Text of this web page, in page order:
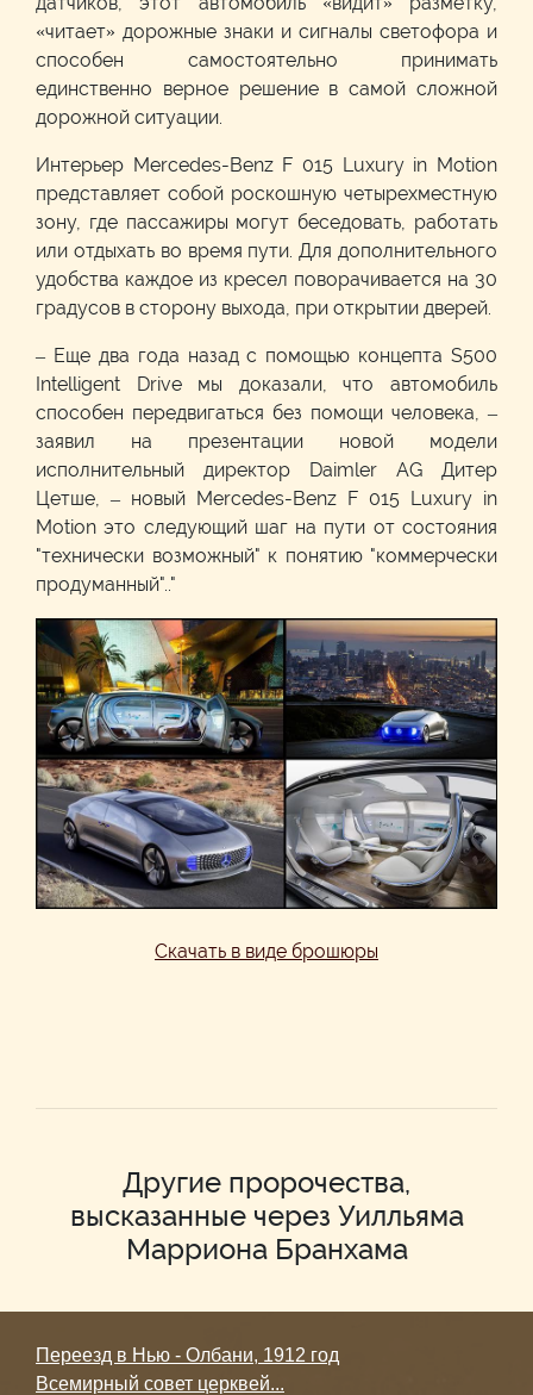
«читает» дорожные знаки и сигналы светофора и
способен самостоятельно принимать
единственно верное решение в самой сложной
дорожной ситуации.
Интерьер Mercedes-Benz F 015 Luxury in Motion
представляет собой роскошную четырехместную
зону, где пассажиры могут беседовать, работать
или отдыхать во время пути. Для дополнительного
удобства каждое из кресел поворачивается на 30
градусов в сторону выхода, при открытии дверей.
– Еще два года назад с помощью концепта S500
Intelligent Drive мы доказали, что автомобиль
способен передвигаться без помощи человека, –
заявил на презентации новой модели
исполнительный директор Daimler AG Дитер
Цетше, – новый Mercedes-Benz F 015 Luxury in
Motion это следующий шаг на пути от состояния
"технически возможный" к понятию "коммерчески
продуманный".."
Скачать в виде брошюры
Другие пророчества,
высказанные через Уилльяма
Марриона Бранхама
Переезд в Нью - Олбани, 1912 год
Всемирный совет церквей...